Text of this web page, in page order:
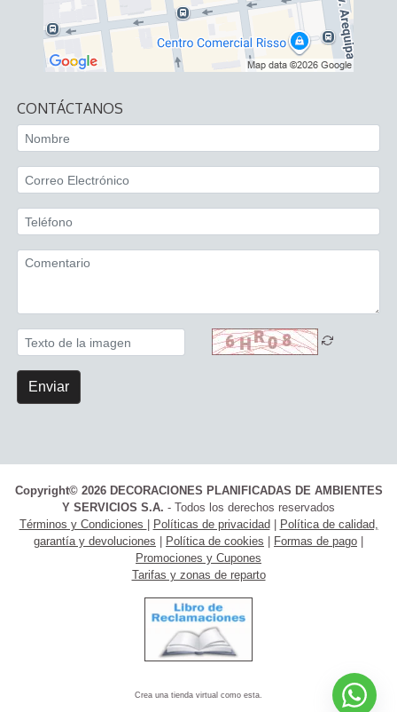
CONTÁCTANOS
Enviar
Copyright© 2026 DECORACIONES PLANIFICADAS DE AMBIENTES
Y SERVICIOS S.A. - Todos los derechos reservados
Términos y Condiciones
Políticas de privacidad
Política de calidad,
garantía y devoluciones
Política de cookies Formas de pago
Promociones y Cupones
Tarifas y zonas de reparto
Crea una tienda virtual como esta.